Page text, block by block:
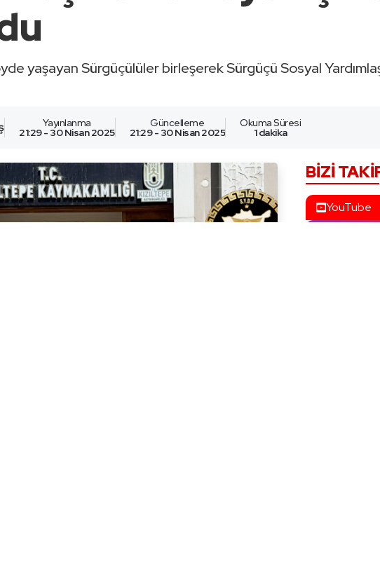
yaşayan Sürgüçülüler birleşerek Sürgüçü Sosyal
Yayınlanma
21:29 - 30 Nisan 2025
Güncelleme
21:29 - 30 Nisan 2025
Okuma Süresi
1 dakika
BIZI
YouTube